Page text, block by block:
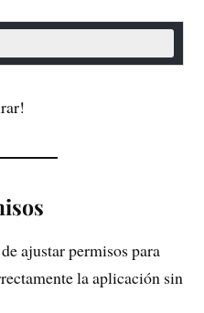
ajustar permisos para
la aplicación sin